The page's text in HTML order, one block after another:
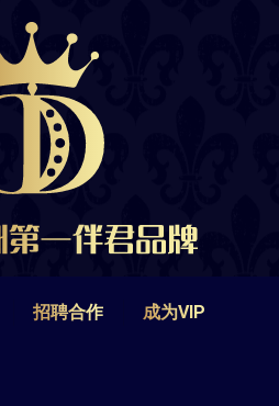
招聘合作 成为VIP
招聘合作
布里斯班